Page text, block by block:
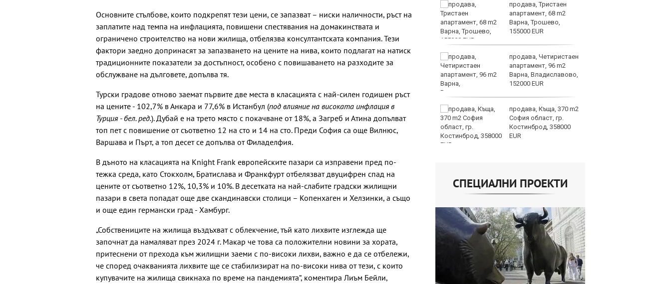
Основните стълбове, които подкрепят тези цени, се запазват – ниски наличности, ръст на
заплатите над темпа на инфлацията, повишени спестявания на домакинствата и
ограничено строителство на нови жилища, отбелязва консултантската компания. Тези
фактори заедно допринасят за запазването на цените на нива, които подлагат на натиск
традиционните показатели за достъпност, особено с повишаването на разходите за
обслужване на дълговете, допълва тя.
Турски градове отново заемат първите две места в класацията с най-силен годишен ръст
на цените - 102,7% в Анкара и 77,6% в Истанбул (под влияние на високата инфлация в
Турция - бел. ред.). Дубай е на трето място с покачване от 18%, а Загреб и Атина допълват
топ пет с повишение от съответно 12 на сто и 14 на сто. Преди София са още Вилнюс,
Варшава и Пърт, а топ десет се допълва от Филаделфия.
В дъното на класацията на Knight Frank европейските пазари са изправени пред по-
тежка среда, като Стокхолм, Братислава и Франкфурт отбелязват двуцифрен спад на
цените от съответно 12%, 10,3% и 10%. В десетката на най-слабите градски жилищни
пазари в света попадат още две скандинавски столици – Копенхаген и Хелзинки, а също
и още един германски град - Хамбург.
„Собствениците на жилища въздъхват с облекчение, тъй като лихвите изглежда ще
започнат да намаляват през 2024 г. Макар че това са положителни новини за хората,
притеснени от прехода към жилищни заеми с по-високи лихви, важно е да се отбележи,
че според очакванията лихвите ще се стабилизират на по-високи нива от тези, с които
купувачите на жилища свикнаха по време на пандемията“, коментира Лиъм Бейли,
преустановени
услуги в КАТ - Варна и
Трето РУ
Сред еврейските
младежи в Банско
Тийнейджърите били
повече от час
жертвата си на
Младежкия хълм в
Пловдив
продава, Тристаен
апартамент, 68 m2
Варна, Трошево,
155000 EUR
продава, Четиристаен
апартамент, 96 m2
Варна, Владиславово,
152000 EUR
продава, Къща, 370 m2
София област, гр.
Костинброд, 358000
EUR
СПЕЦИАЛНИ ПРОЕКТИ